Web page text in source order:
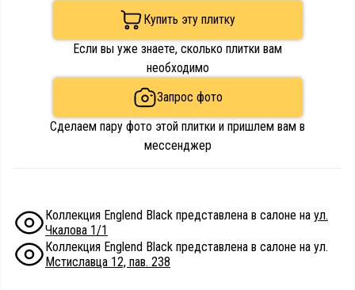
Купить эту плитку
Если вы уже знаете, сколько плитки вам
необходимо
Запрос фото
Сделаем пару фото этой плитки и пришлем вам в
мессенджер
Коллекция Englend Black представлена в салоне на ул.
Чкалова 1/1
Коллекция Englend Black представлена в салоне на ул.
Мстиславца 12, пав. 238